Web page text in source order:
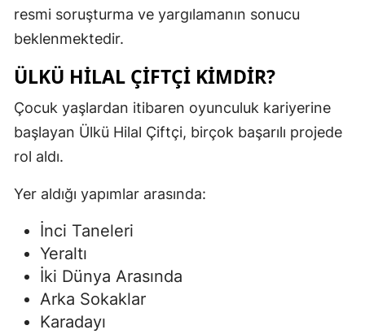
resmi soruşturma ve yargılamanın sonucu
beklenmektedir.
ÜLKÜ HILAL ÇIFTÇI KIMDIR?
Çocuk yaşlardan itibaren oyunculuk kariyerine
başlayan Ülkü Hilal Çiftçi, birçok başarılı projede
rol aldı.
Yer aldığı yapımlar arasında:
İnci Taneleri
Yeraltı
İki Dünya Arasında
Arka Sokaklar
Karadayı